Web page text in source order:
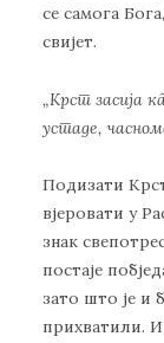
се самога
свијет.
„Крст засија
устаде,
Подизати
вјеровати у
знак
постаје
зато што је и
прихватили.